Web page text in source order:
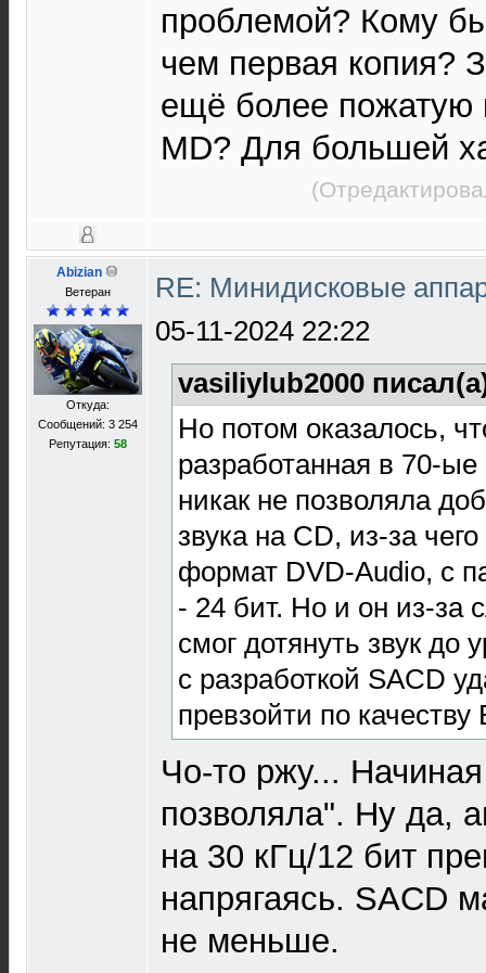
проблемой? Кому
чем первая копия?
ещё более пожатую
MD? Для большей
Abizian
Ветеран
Откуда:
Сообщений: 3 254
Репутация: 58
RE: Минидисковые
05-11-2024 22:22
vasiliylub2000
Но потом оказалось,
разработанная в 70-
никак не позволяла
звука на CD, из-за
формат DVD-Audio, с
- 24 бит. Но и он из-за
смог дотянуть звук
с разработкой SACD
превзойти по
Чо-то ржу...
позволяла". Ну да,
на 30 кГц/12 бит
напрягаясь. SACD
не меньше.